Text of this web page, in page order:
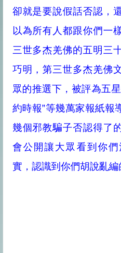
卻就是要說假話否認，
以為所有人都跟你們一
三世多杰羌佛的五明三
巧明，第三世多杰羌佛
眾的推選下，被評為五
約時報”等幾萬家報紙報
幾個邪教騙子否認得了
會公開讓大眾看到你
實，認識到你們胡說亂編